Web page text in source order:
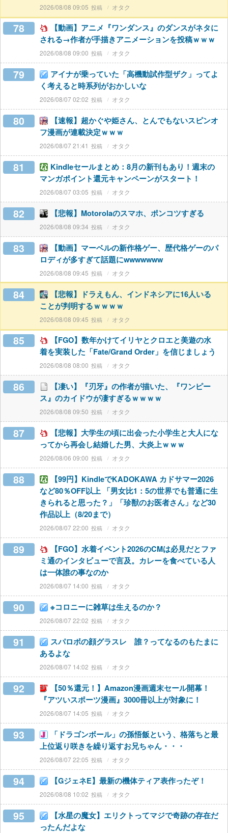
2026/08/08 09:05 オタク
78
【動画】アニメ『ワンダンス』のダンスがネタに
される→作者が手描きアニメーションを投稿ｗｗｗ
2026/08/08 09:00 オタク
79
アイナが乗っていた「高機動試作型ザク」ってよ
く考えると時系列がおかしいな
2026/08/07 02:02 オタク
80
【速報】超かぐや姫さん、とんでもないスピンオ
フ漫画が連載決定ｗｗｗ
2026/08/07 21:41 オタク
81
Kindleセールまとめ：8月の新刊もあり！週末の
マンガポイント還元キャンペーンがスタート！
2026/08/07 03:05 オタク
82 【悲報】Motorolaのスマホ、ポンコツすぎる
2026/08/08 09:34 オタク
83
【動画】マーベルの新作格ゲー、歴代格ゲーのパ
ロディが多すぎて話題にwwwwwww
2026/08/08 09:45 オタク
84
【悲報】ドラえもん、インドネシアに16人いる
ことが判明するｗｗｗｗ
2026/08/08 09:45 オタク
85
【FGO】数年かけてイリヤとクロエと美遊の水
着を実装した「Fate/Grand Order」を信じましょう
2026/08/08 08:00 オタク
86
【凄い】『刃牙』の作者が描いた、『ワンピー
ス』のカイドウが凄すぎるｗｗｗｗ
2026/08/08 09:50 オタク
87
【悲報】大学生の頃に出会った小学生と大人にな
ってから再会し結婚した男、大炎上ｗｗｗ
2026/08/06 09:00 オタク
88
【99円】KindleでKADOKAWA カドサマー2026
など80％OFF以上 「男女比1：5の世界でも普通に生
きられると思った？」「珍獣のお医者さん」など30
作品以上（8/20まで）
2026/08/07 22:00 オタク
89
【FGO】水着イベント2026のCMは必見だとファ
ミ通のインタビューで言及。カレーを食べている人
は一体誰の事なのか
2026/08/07 14:00 オタク
90 ※コロニーに雑草は生えるのか？
2026/08/07 22:02 オタク
91
スパロボの顔グラスレ 誰？ってなるのもたまに
あるよな
2026/08/07 14:02 オタク
92
【50％還元！】Amazon漫画週末セール開幕！
『アツいスポーツ漫画』3000冊以上が対象に！
2026/08/07 14:05 オタク
93
「ドラゴンボール」の孫悟飯という、格落ちと最
上位返り咲きを繰り返すお兄ちゃん・・・
2026/08/07 22:05 オタク
94 【GジェネE】最新の機体ティア表作ったぞ！
2026/08/08 10:02 オタク
95
【水星の魔女】エリクトってマジで奇跡の存在だ
ったんだよな